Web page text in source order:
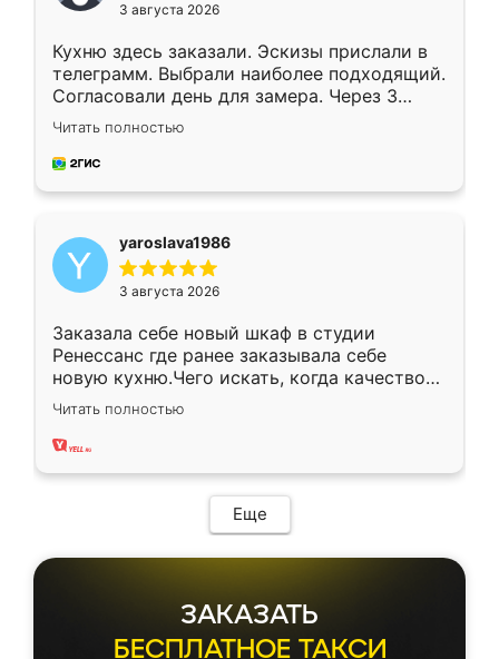
3 августа 2026
Кухню здесь заказали. Эскизы прислали в
телеграмм. Выбрали наиболее подходящий.
Согласовали день для замера. Через 3
недели кухня была уже готова. Остались
довольны работой. Спасибо Ренессанс
мебель за качественную работу!
Читать полностью
yaroslava1986
3 августа 2026
Заказала себе новый шкаф в студии
Ренессанс где ранее заказывала себе
новую кухню.Чего искать, когда качеством
вполне довольна. Служит кухня уже почти
два года, нареканий нет.
Читать полностью
Еще
ЗАКАЗАТЬ
БЕСПЛАТНОЕ ТАКСИ